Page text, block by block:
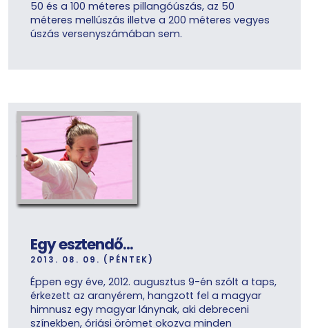
50 és a 100 méteres pillangóúszás, az 50
méteres mellúszás illetve a 200 méteres vegyes
úszás versenyszámában sem.
Egy esztendő…
2013. 08. 09. (PÉNTEK)
Éppen egy éve, 2012. augusztus 9-én szólt a taps,
érkezett az aranyérem, hangzott fel a magyar
himnusz egy magyar lánynak, aki debreceni
színekben, óriási örömet okozva minden